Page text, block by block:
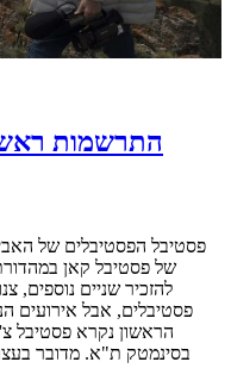
התרשמות
להזכיר שניים נוספים,
פסטיבלים, אבל אירועים
הראשון נקרא פסטיבל
בסינמטק ת"א. מדובר